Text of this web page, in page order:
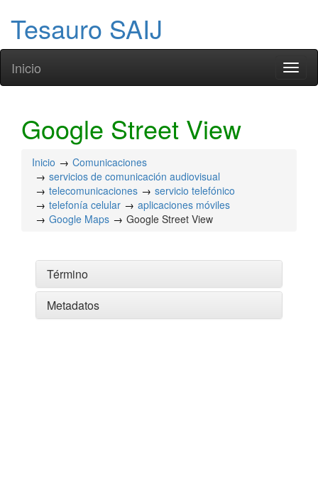
Tesauro SAIJ
Inicio
Google Street View
Inicio
Comunicaciones
servicios de comunicación audiovisual
telecomunicaciones
servicio telefónico
telefonía celular
aplicaciones móviles
Google Maps
Google Street View
Término
Metadatos